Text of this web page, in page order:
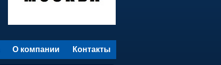
О компании Контакты